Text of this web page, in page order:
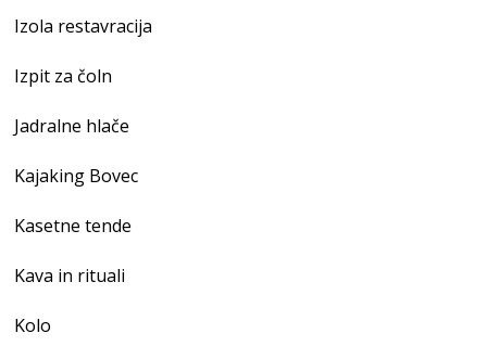
Izola restavracija
Izpit za čoln
Jadralne hlače
Kajaking Bovec
Kasetne tende
Kava in rituali
Kolo